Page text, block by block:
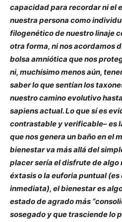
capacidad para recordar ni el
nuestra persona como
filogenético de nuestro linaje
otra forma, ni nos acordamos
bolsa amniótica que nos
ni, muchísimo menos aún,
saber lo que sentían los
nuestro camino evolutivo
sapiens actual. Lo que sí es
contrastable y verificable– es
que nos genera un baño en el
bienestar va más allá del
placer sería el disfrute de algo
éxtasis o la euforia puntual (es
inmediata), el bienestar es
estado de agrado más
sosegado y que trasciende lo